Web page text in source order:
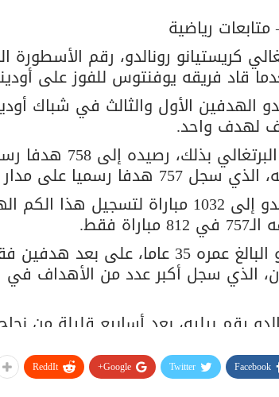
متابعات رياضية
كريستيانو رونالدو، رقم الأسطورة
قاد فريقه يوفنتوس للفوز على
الهدفين الأول والثالث في شباك
لهدف واحد.
ورفع النجم
رسميا على مدار مسيرته.
واحتاج رونالدو إلى 1032 مباراة
فقط.
وبات رونالدو البالغ عمره 35
الذي سجل أكبر عدد من الأهداف في
رقم بيليه، بعد أسابيع قليلة من
Facebook
Twitter
Google+
ReddIt